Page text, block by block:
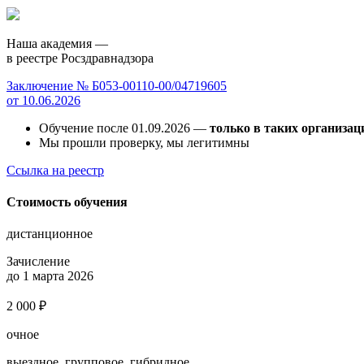
Наша академия —
в реестре Росздравнадзора
Заключение № Б053-00110-00/04719605
от 10.06.2026
Обучение после 01.09.2026 — только в таких
Мы прошли проверку, мы легитимны
Ссылка на реестр
Стоимость обучения
дистанционное
Зачисление
до 1 марта 2026
2 000 ₽
очное